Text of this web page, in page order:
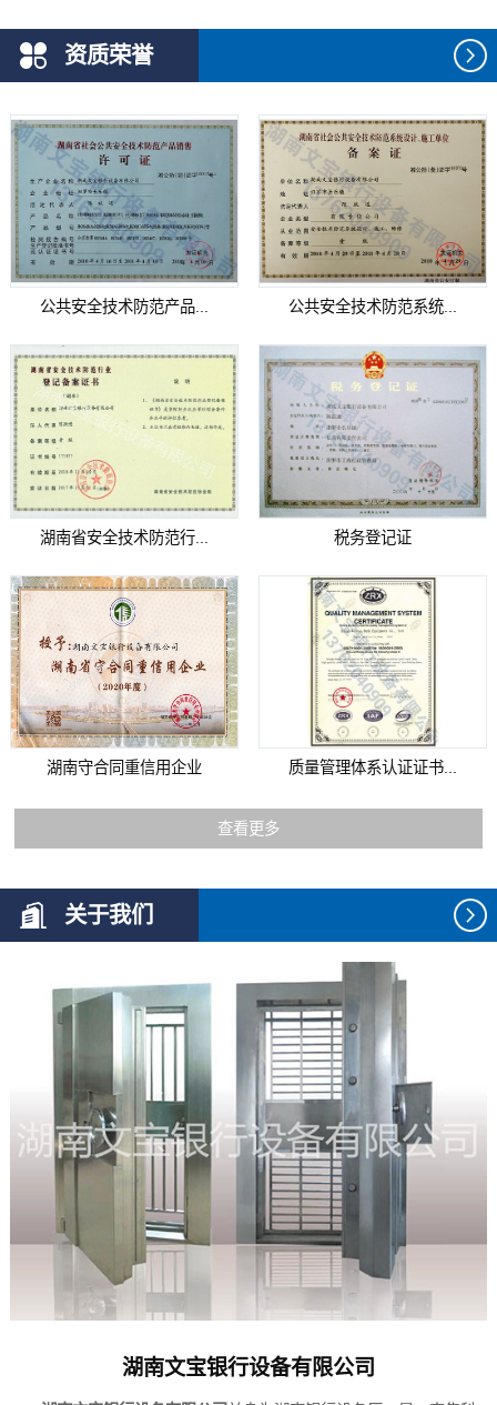
资质荣誉
公共安全技术防范产品... 公共安全技术防范系统...
湖南省安全技术防范行... 税务登记证
湖南守合同重信用企业 质量管理体系认证证书...
查看更多
关于我们
湖南文宝银行设备有限公司